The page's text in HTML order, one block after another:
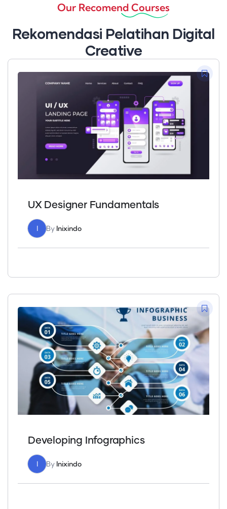
Our Recomend Courses
Rekomendasi Pelatihan Digital
Creative
UX Designer Fundamentals
I By Inixindo
Developing Infographics
I By Inixindo